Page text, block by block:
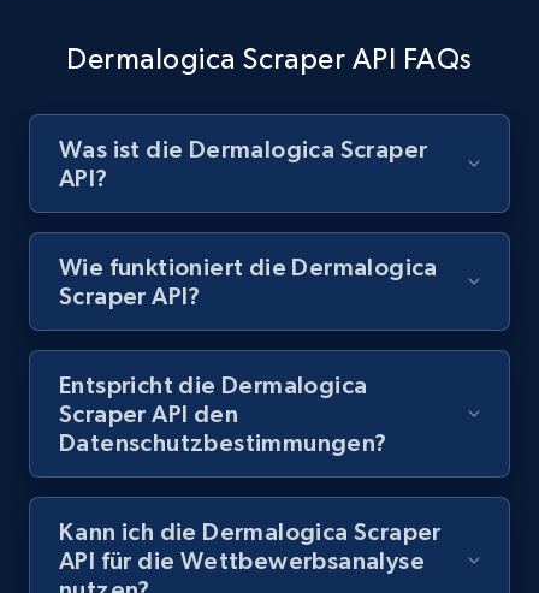
1.1K+ 149+ Gratis testen
Best Buy products - Collect data on
products using specified keywords
URL, Product id, Title, Images, Final price,
Currency, Discount, Initial price, and more.
1.1K+ 149+ Gratis testen
URL, Title, Rating, Reviews, Initial price, Final
price, Currency, Stock, and more.
Dermalogica Scraper API FAQs
Was ist die Dermalogica Scraper
API?
Wie funktioniert die Dermalogica
Scraper API?
Entspricht die Dermalogica
Scraper API den
Datenschutzbestimmungen?
Kann ich die Dermalogica Scraper
API für die Wettbewerbsanalyse